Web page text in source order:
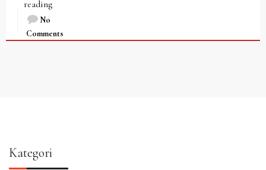
reading
No
Comments
Kategori